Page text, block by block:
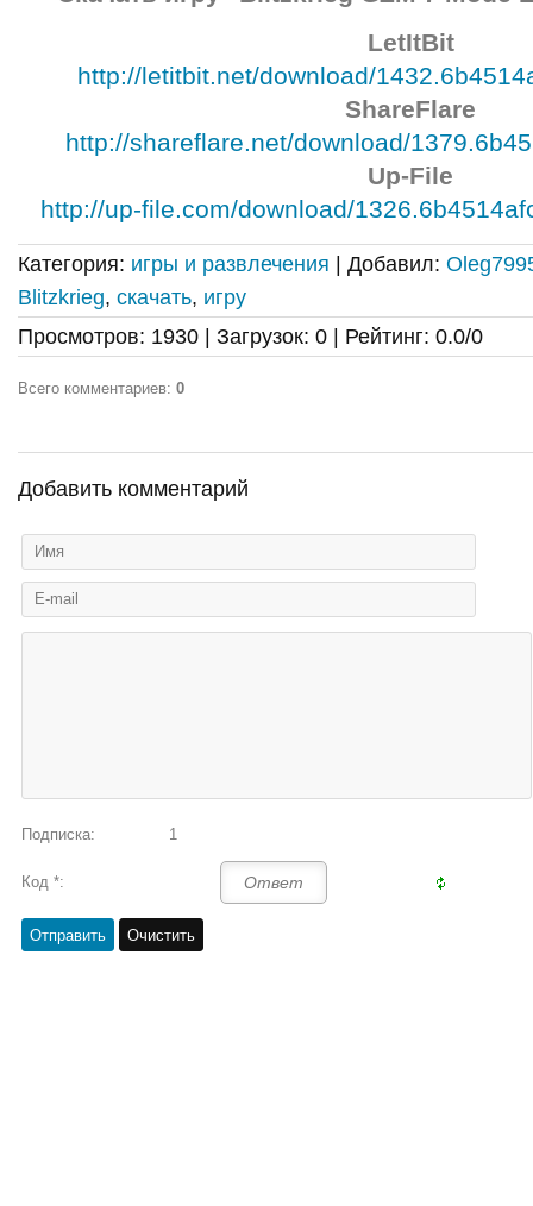
LetItBit
http://letitbit.net/download/
ShareFlare
http://shareflare.net/download/
Up-File
http://up-file.com/download/
Категория: игры и развлечения Добавил:
Blitzkrieg, скачать, игру
Просмотров: 1930 Загрузок: 0 Рейтинг: 0.0/0
Всего комментариев: 0
Добавить комментарий
Подписка: 1
Код *: